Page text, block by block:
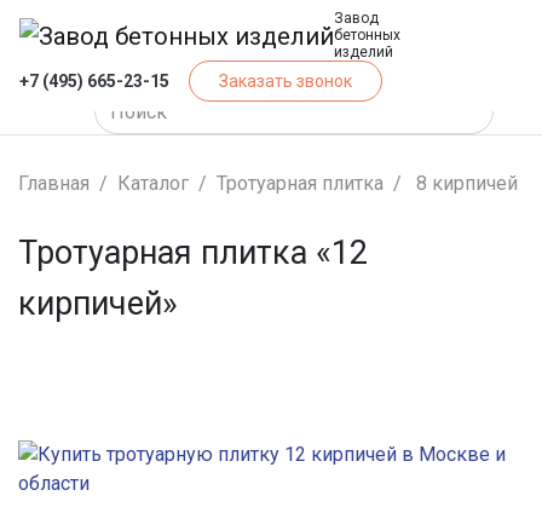
Завод
бетонных
изделий
+7 (495) 665-23-15 Заказать звонок
Главная Каталог Тротуарная плитка 8 кирпичей
Тротуарная плитка «12
кирпичей»